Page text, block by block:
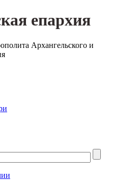
епархия
Архангельского и